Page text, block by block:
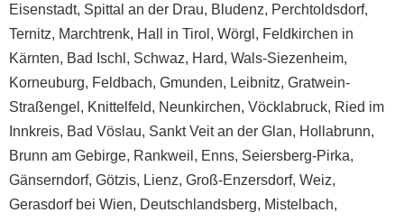
Eisenstadt, Spittal an der Drau, Bludenz, Perchtoldsdorf,
Ternitz, Marchtrenk, Hall in Tirol , Wörgl , Feldkirchen in
Kärnten, Bad Ischl, Schwaz, Hard, Wals-Siezenheim,
Korneuburg, Feldbach, Gmunden, Leibnitz, Gratwein-
Straßengel, Knittelfeld, Neunkirchen, Vöcklabruck, Ried im
Innkreis, Bad Vöslau, Sankt Veit an der Glan, Hollabrunn,
Brunn am Gebirge, Rankweil, Enns, Seiersberg-Pirka,
Gänserndorf, Götzis, Lienz, Groß-Enzersdorf, Weiz,
Gerasdorf bei Wien, Deutschlandsberg, Mistelbach,